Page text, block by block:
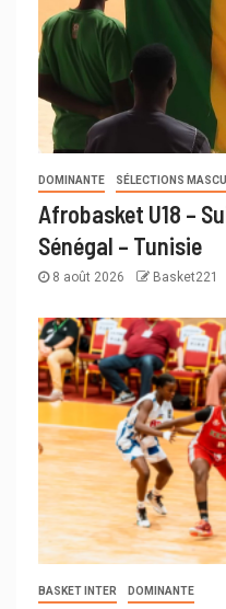
DOMINANTE SÉLECTIONS
Afrobasket U18 –
Sénégal – Tunisie
8 août 2026 Basket221
BASKET INTER DOMINANTE